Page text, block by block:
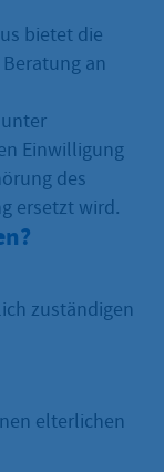
bietet die
an
Einwilligung
des
ersetzt wird.
zuständigen
elterlichen